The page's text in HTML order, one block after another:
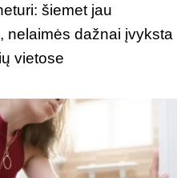
šiemet jau
nelaimės dažnai įvyksta
vietose